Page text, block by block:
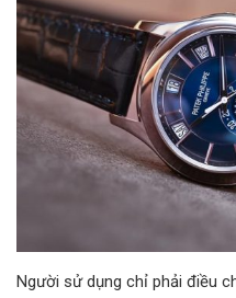
Người sử dụng chỉ phải điều